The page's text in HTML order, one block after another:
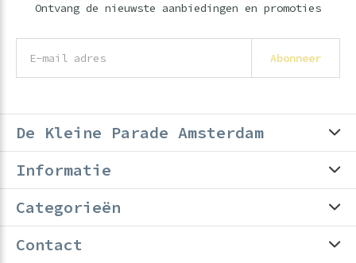
Ontvang de nieuwste aanbiedingen en promoties
Abonneer
De Kleine Parade Amsterdam
Informatie
Categorieën
Contact